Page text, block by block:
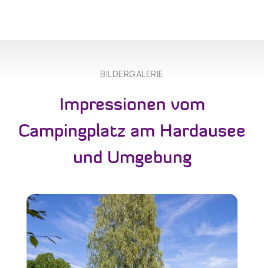
BILDERGALERIE
Impressionen vom
Campingplatz am Hardausee
und Umgebung